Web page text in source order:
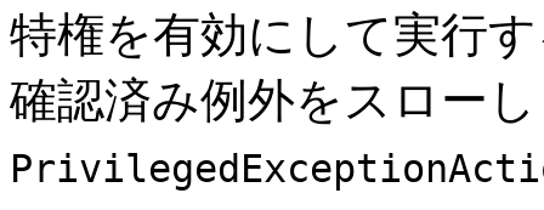
特権を有効にして実行
確認済み例外をスロー